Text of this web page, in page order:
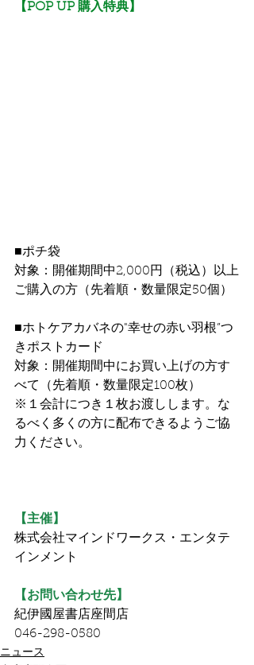
【POP UP 購入特典】
■ポチ袋
対象：開催期間中2,000円（税込）以上
ご購入の方（先着順・数量限定50個）
■ホトケアカバネの"幸せの赤い羽根”つ
きポストカード
対象：開催期間中にお買い上げの方す
べて（先着順・数量限定100枚）
※１会計につき１枚お渡しします。な
るべく多くの方に配布できるようご協
力ください。
【主催】
株式会社マインドワークス・エンタテ
インメント
【お問い合わせ先】
紀伊國屋書店座間店
046-298-0580
ニュース